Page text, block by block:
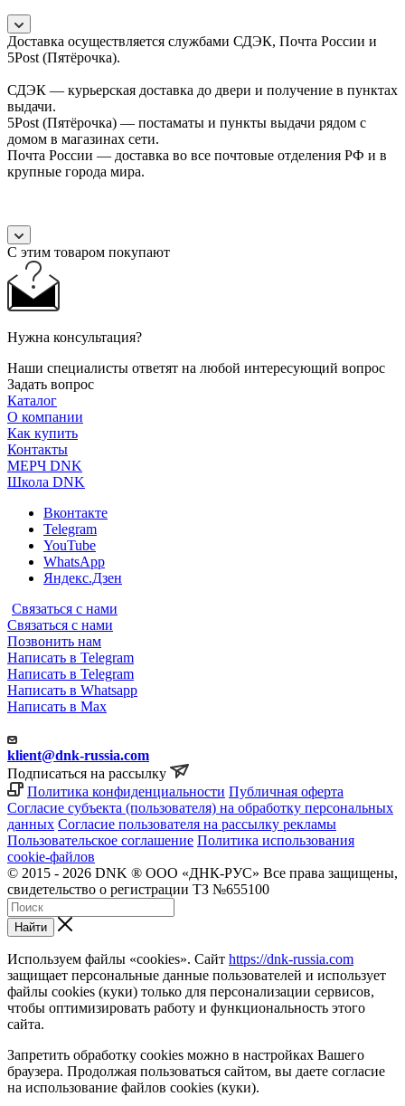
Доставка осуществляется службами СДЭК, Почта России и
5Post (Пятёрочка).
СДЭК — курьерская доставка до двери и получение в пунктах
выдачи.
5Post (Пятёрочка) — постаматы и пункты выдачи рядом с
домом в магазинах сети.
Почта России — доставка во все почтовые отделения РФ и в
крупные города мира.
С этим товаром покупают
Нужна консультация?
Наши специалисты ответят на любой интересующий вопрос
Задать вопрос
Каталог
О компании
Как купить
Контакты
МЕРЧ DNK
Школа DNK
Вконтакте
Telegram
YouTube
WhatsApp
Яндекс.Дзен
Связаться с нами
Связаться с нами
Позвонить нам
Написать в Telegram
Написать в Telegram
Написать в Whatsapp
Написать в Max
klient@dnk-russia.com
Подписаться на рассылку
Политика конфиденциальности Публичная оферта
Согласие субъекта (пользователя) на обработку персональных
данных Согласие пользователя на рассылку рекламы
Пользовательское соглашение Политика использования
cookie-файлов
© 2015 - 2026 DNK ® ООО «ДНК-РУС» Все права защищены,
свидетельство о регистрации ТЗ №655100
Найти
Используем файлы «cookies». Сайт https://dnk-russia.com
защищает персональные данные пользователей и использует
файлы cookies (куки) только для персонализации сервисов,
чтобы оптимизировать работу и функциональность этого
сайта.
Запретить обработку cookies можно в настройках Вашего
браузера. Продолжая пользоваться сайтом, вы даете согласие
на использование файлов cookies (куки).